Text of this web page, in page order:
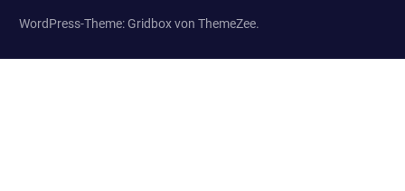
WordPress-Theme: Gridbox von ThemeZee.